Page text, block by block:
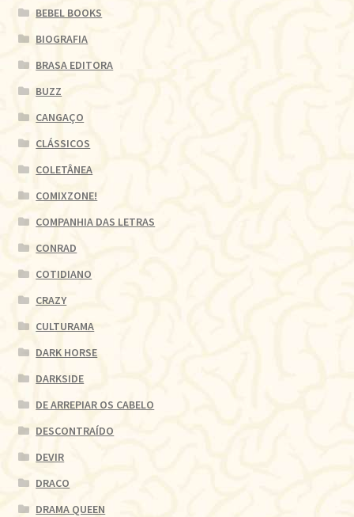
BEBEL BOOKS
BIOGRAFIA
BRASA EDITORA
BUZZ
CANGAÇO
CLÁSSICOS
COLETÂNEA
COMIXZONE!
COMPANHIA DAS LETRAS
CONRAD
COTIDIANO
CRAZY
CULTURAMA
DARK HORSE
DARKSIDE
DE ARREPIAR OS CABELO
DESCONTRAÍDO
DEVIR
DRACO
DRAMA QUEEN